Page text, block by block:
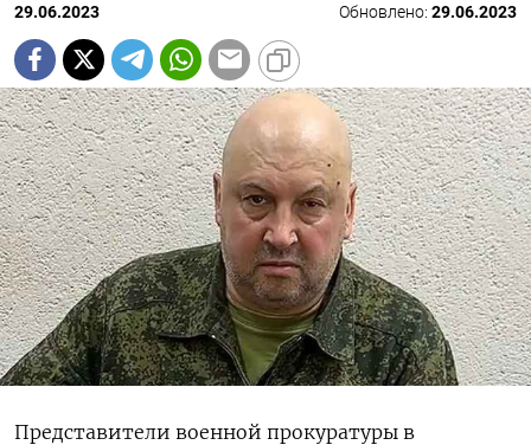
29.06.2023 Обновлено: 29.06.2023
Представители военной прокуратуры в